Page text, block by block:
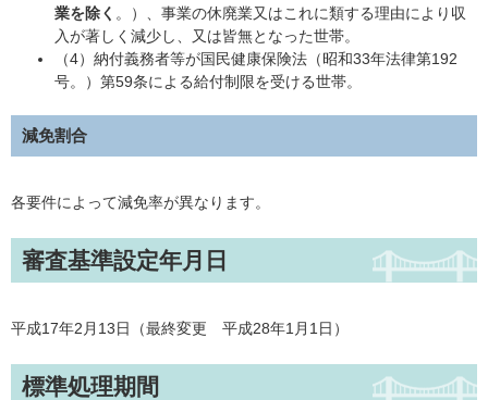
業を除く 。）、事業の休廃業又はこれに類する理由により収
入が著しく減少し、又は皆無となった世帯。
（4）納付義務者等が国民健康保険法（昭和33年法律第192
号。）第59条による給付制限を受ける世帯。
減免割合
各要件によって減免率が異なります。
審査基準設定年月日
平成17年2月13日（最終変更 平成28年1月1日）
標準処理期間